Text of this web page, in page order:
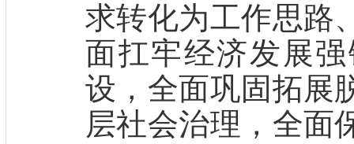
求转化为工作思路
面扛牢经济发展
设，全面巩固拓展
层社会治理，全面